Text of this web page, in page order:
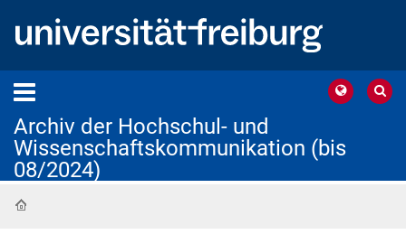
Archiv der Hochschul- und
Wissenschaftskommunikation (bis
08/2024)